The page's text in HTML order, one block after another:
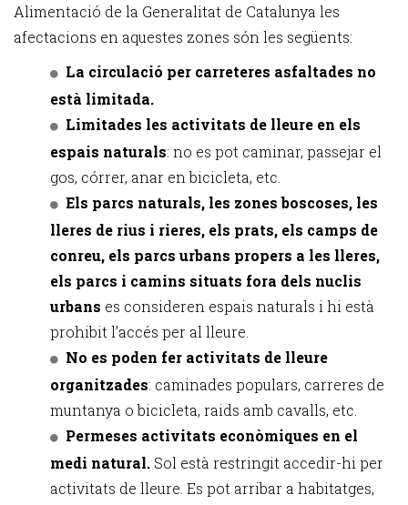
Alimentació de la Generalitat de Catalunya les
afectacions en aquestes zones són les següents:
La circulació per carreteres asfaltades no
està limitada.
Limitades les activitats de lleure en els
espais naturals: no es pot caminar, passejar el
gos, córrer, anar en bicicleta, etc.
Els parcs naturals, les zones boscoses, les
lleres de rius i rieres, els prats, els camps de
conreu, els parcs urbans propers a les lleres,
els parcs i camins situats fora dels nuclis
urbans es consideren espais naturals i hi està
prohibit l’accés per al lleure.
No es poden fer activitats de lleure
organitzades: caminades populars, carreres de
muntanya o bicicleta, raids amb cavalls, etc.
Permeses activitats econòmiques en el
medi natural. Sol està restringit accedir-hi per
activitats de lleure. Es pot arribar a habitatges,